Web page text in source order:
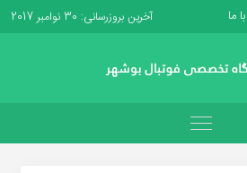
ما آخرین بروزرسانی: 30 نوامبر 2017